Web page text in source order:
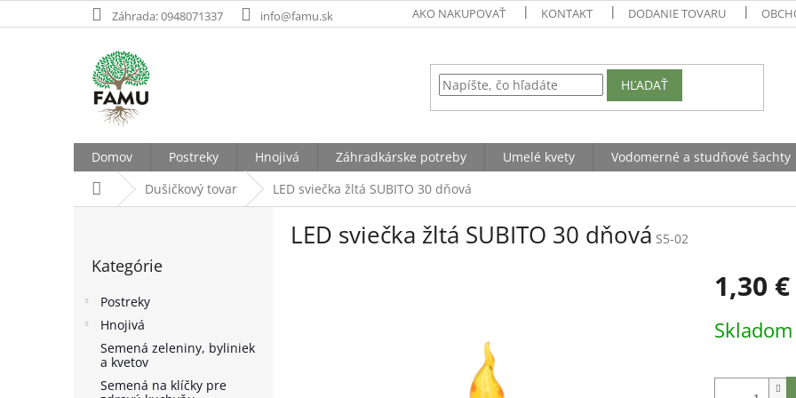
na
Záhrada: 0948071337 info@famu.sk AKO NAKUPOVAŤ KONTAKT DODANIE TOVARU
HĽADAŤ
Domov Postreky Hnojivá Záhradkárske potreby Umelé kvety Vodomerné a studňové šachty
DomovDušičkový tovar LED sviečka žltá SUBITO 30 dňová
kategórie
Kategórie
Postreky
Hnojivá
Semená zeleniny, byliniek
a kvetov
Semená na klíčky pre
LED sviečka žltá SUBITO 30 dňová S5-02
1,30 €
cena:
Skladom